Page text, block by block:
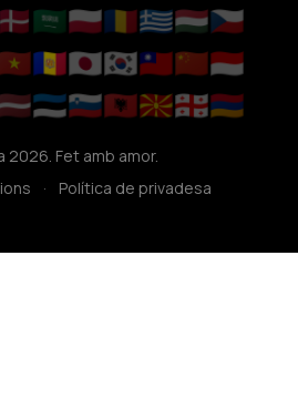
🇩🇰🇸🇦🇵🇱🇷🇴🇬🇷🇭🇺🇨🇿
🇦🇩🇯🇵🇰🇷🇹🇼🇨🇳🇮🇩
🇪🇪🇸🇮🇦🇱🇲🇰🇬🇪🇦🇲
2026. Fet amb amor.
· Política de privadesa